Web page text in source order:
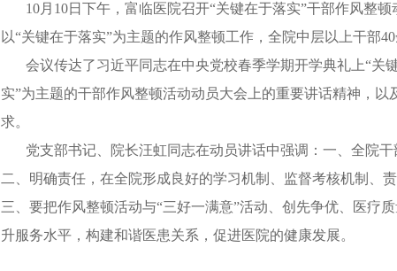
10月10日下午，富临医院召开“关键在于落实”干部作风整
以“关键在于落实”为主题的作风整顿工作，全院中层以上干部40
会议传达了习近平同志在中央党校春季学期开学典礼上“关
实”为主题的干部作风整顿活动动员大会上的重要讲话精神，
求。
党支部书记、院长汪虹同志在动员讲话中强调：一、全院
二、明确责任，在全院形成良好的学习机制、监督考核机制、
三、要把作风整顿活动与“三好一满意”活动、创先争优、医疗
升服务水平，构建和谐医患关系，促进医院的健康